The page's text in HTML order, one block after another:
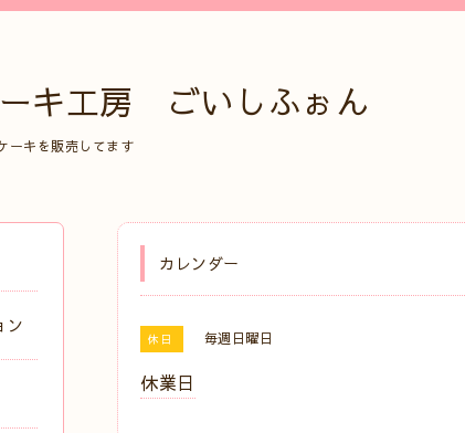
キ工房 ごいしふぉん
ーキを販売してます
カレンダー
休日 毎週日曜日
休業日
ン